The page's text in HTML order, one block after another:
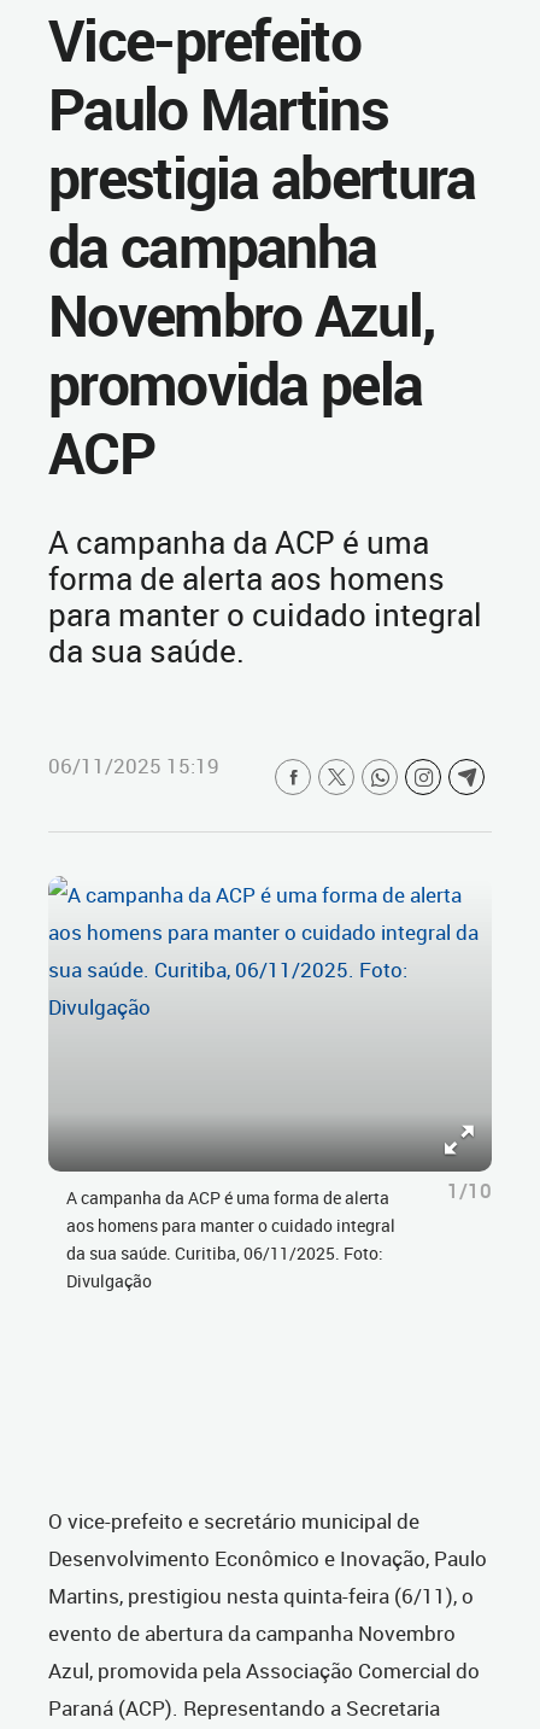
Vice-prefeito
Paulo Martins
prestigia abertura
da campanha
Novembro Azul,
promovida pela
ACP
A campanha da ACP é uma
forma de alerta aos homens
para manter o cuidado integral
da sua saúde.
06/11/2025 15:19
A campanha da ACP é uma forma de alerta
aos homens para manter o cuidado integral
da sua saúde. Curitiba, 06/11/2025. Foto:
Divulgação
1/10
O vice-prefeito e secretário municipal de
Desenvolvimento Econômico e Inovação, Paulo
Martins, prestigiou nesta quinta-feira (6/11), o
evento de abertura da campanha Novembro
Azul, promovida pela Associação Comercial do
Paraná (ACP). Representando a Secretaria